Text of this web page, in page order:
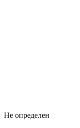
Не определен